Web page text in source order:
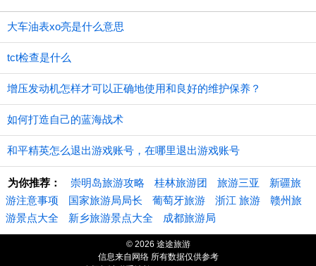
大车油表xo亮是什么意思
tct检查是什么
增压发动机怎样才可以正确地使用和良好的维护保养？
如何打造自己的蓝海战术
和平精英怎么退出游戏账号，在哪里退出游戏账号
为你推荐： 崇明岛旅游攻略 桂林旅游团 旅游三亚
新疆旅
游注意事项
国家旅游局局长 葡萄牙旅游 浙江 旅游
赣州旅
游景点大全
新乡旅游景点大全 成都旅游局
© 2026 途途旅游
信息来自网络 所有数据仅供参考